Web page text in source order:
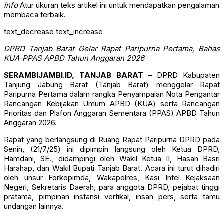
infoAtur ukuran teks artikel ini untuk mendapatkan pengalaman
membaca terbaik.
text_decrease text_increase
DPRD Tanjab Barat Gelar Rapat Paripurna Pertama, Bahas
KUA-PPAS APBD Tahun Anggaran 2026
SERAMBIJAMBI.ID, TANJAB BARAT – DPRD Kabupaten
Tanjung Jabung Barat (Tanjab Barat) menggelar Rapat
Paripurna Pertama dalam rangka Penyampaian Nota Pengantar
Rancangan Kebijakan Umum APBD (KUA) serta Rancangan
Prioritas dan Plafon Anggaran Sementara (PPAS) APBD Tahun
Anggaran 2026.
Rapat yang berlangsung di Ruang Rapat Paripurna DPRD pada
Senin, (21/7/25) ini dipimpin langsung oleh Ketua DPRD,
Hamdani, SE., didampingi oleh Wakil Ketua II, Hasan Basri
Harahap, dan Wakil Bupati Tanjab Barat. Acara ini turut dihadiri
oleh unsur Forkopimda, Wakapolres, Kasi Intel Kejaksaan
Negeri, Sekretaris Daerah, para anggota DPRD, pejabat tinggi
pratama, pimpinan instansi vertikal, insan pers, serta tamu
undangan lainnya.